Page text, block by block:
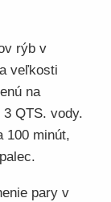
rýb v
veľkosti
na
QTS. vody.
100 minút,
pary v